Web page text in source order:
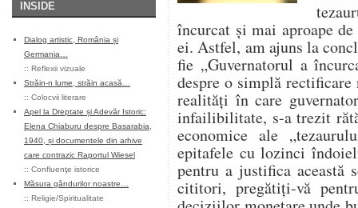
INSIDE
Dialog artistic, România și
Germania…
:: Reflexii vizuale
Străin-n lume, străin acasă…
:: Colocvii literare
Apel la Dreptate și Adevăr Istoric:
Elena Chiaburu despre Basarabia,
1940, și documentele din arhive
care contrazic Raportul Wiesel
:: Confluenţe istorice
Măsura gândurilor noastre…
:: Religie/Spiritualitate
încurcat și mai aproape
ei. Astfel, am ajuns la
fie „Guvernatorul a
despre o simplă rectificare
realități în care
infailibilitate, s-a trezit
economice ale
epitafele cu lozinci
pentru a justifica această
cititori, pregătiți-vă